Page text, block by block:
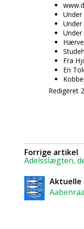
Fra
En
Redigeret
Forrige artikel
Adelsslægten,
Aktuelle
Aabenraa